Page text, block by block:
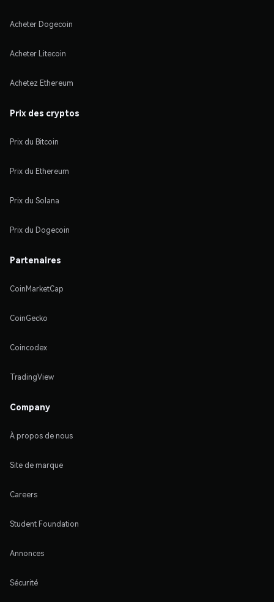
Acheter Dogecoin
Acheter Litecoin
Achetez Ethereum
Prix des cryptos
Prix du Bitcoin
Prix du Ethereum
Prix du Solana
Prix du Dogecoin
Partenaires
CoinMarketCap
CoinGecko
Coincodex
TradingView
Company
À propos de nous
Site de marque
Careers
Student Foundation
Annonces
Sécurité